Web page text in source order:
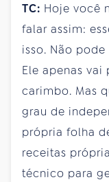
TC: Hoje você
falar assim:
isso. Não
Ele apenas vai
carimbo. Mas
grau de
própria folha
receitas
técnico para